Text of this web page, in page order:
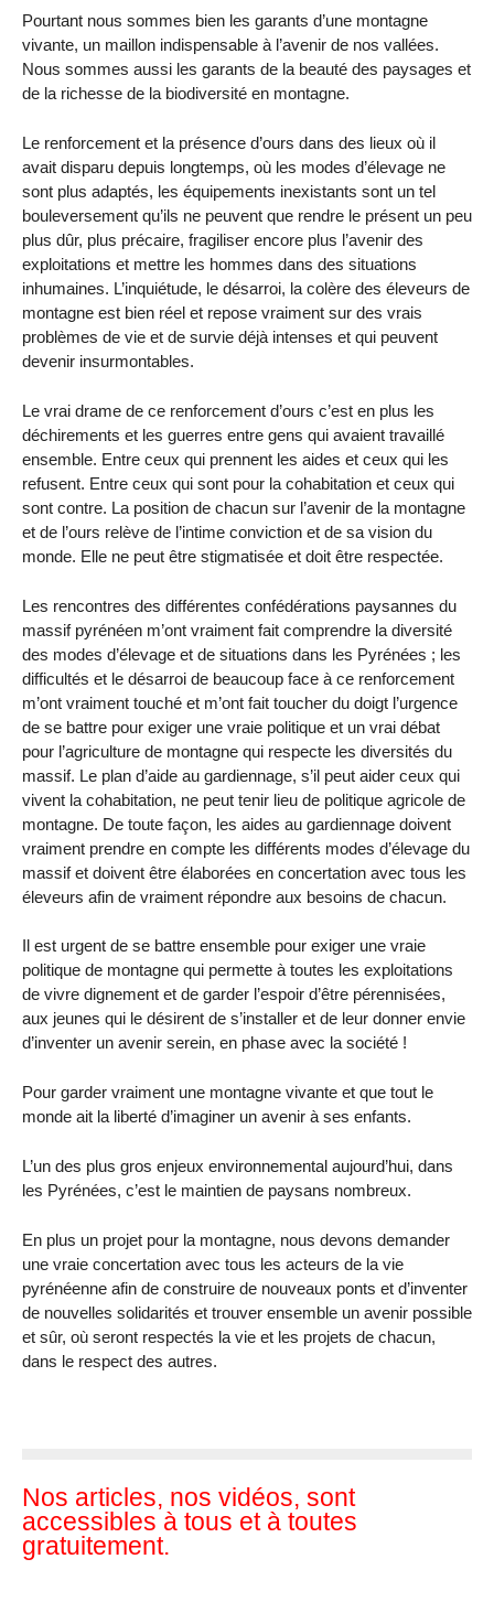
Pourtant nous sommes bien les garants d’une montagne
vivante, un maillon indispensable à l’avenir de nos vallées.
Nous sommes aussi les garants de la beauté des paysages et
de la richesse de la biodiversité en montagne.
Le renforcement et la présence d’ours dans des lieux où il
avait disparu depuis longtemps, où les modes d’élevage ne
sont plus adaptés, les équipements inexistants sont un tel
bouleversement qu’ils ne peuvent que rendre le présent un peu
plus dûr, plus précaire, fragiliser encore plus l’avenir des
exploitations et mettre les hommes dans des situations
inhumaines. L’inquiétude, le désarroi, la colère des éleveurs de
montagne est bien réel et repose vraiment sur des vrais
problèmes de vie et de survie déjà intenses et qui peuvent
devenir insurmontables.
Le vrai drame de ce renforcement d’ours c’est en plus les
déchirements et les guerres entre gens qui avaient travaillé
ensemble. Entre ceux qui prennent les aides et ceux qui les
refusent. Entre ceux qui sont pour la cohabitation et ceux qui
sont contre. La position de chacun sur l’avenir de la montagne
et de l’ours relève de l’intime conviction et de sa vision du
monde. Elle ne peut être stigmatisée et doit être respectée.
Les rencontres des différentes confédérations paysannes du
massif pyrénéen m’ont vraiment fait comprendre la diversité
des modes d’élevage et de situations dans les Pyrénées ; les
difficultés et le désarroi de beaucoup face à ce renforcement
m’ont vraiment touché et m’ont fait toucher du doigt l’urgence
de se battre pour exiger une vraie politique et un vrai débat
pour l’agriculture de montagne qui respecte les diversités du
massif. Le plan d’aide au gardiennage, s’il peut aider ceux qui
vivent la cohabitation, ne peut tenir lieu de politique agricole de
montagne. De toute façon, les aides au gardiennage doivent
vraiment prendre en compte les différents modes d’élevage du
massif et doivent être élaborées en concertation avec tous les
éleveurs afin de vraiment répondre aux besoins de chacun.
Il est urgent de se battre ensemble pour exiger une vraie
politique de montagne qui permette à toutes les exploitations
de vivre dignement et de garder l’espoir d’être pérennisées,
aux jeunes qui le désirent de s’installer et de leur donner envie
d’inventer un avenir serein, en phase avec la société !
Pour garder vraiment une montagne vivante et que tout le
monde ait la liberté d’imaginer un avenir à ses enfants.
L’un des plus gros enjeux environnemental aujourd’hui, dans
les Pyrénées, c’est le maintien de paysans nombreux.
En plus un projet pour la montagne, nous devons demander
une vraie concertation avec tous les acteurs de la vie
pyrénéenne afin de construire de nouveaux ponts et d’inventer
de nouvelles solidarités et trouver ensemble un avenir possible
et sûr, où seront respectés la vie et les projets de chacun,
dans le respect des autres.
Nos articles, nos vidéos, sont
accessibles à tous et à toutes
gratuitement.